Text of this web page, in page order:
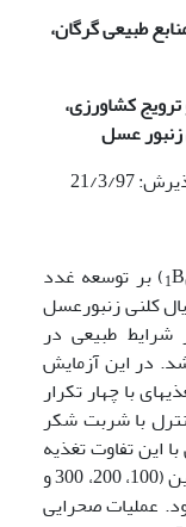
طبیعی گرگان،
کشاورزی،
عسل
1B) بر توسعه غدد
کلنی زنبورعسل
شرایط طبیعی در
در این آزمایش
با چهار تکرار
با شربت شکر
این تفاوت تغذیه
شدند که شربت شکر با سطوح مختلف تیامین (100، 200، 300 و
عملیات صحرایی